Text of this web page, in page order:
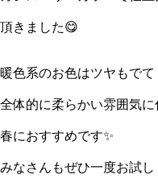
頂きました😋
暖色系のお色はツヤもでて
全体的に柔らかい雰囲気
春におすすめです✨
みなさんもぜひ一度お試し